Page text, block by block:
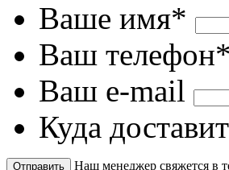
Ваше имя*
Ваш телефон*
Ваш e-mail
Куда
Наш менеджер свяжется в